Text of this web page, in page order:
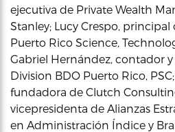
ejecutiva de Private Wealth
Stanley; Lucy Crespo,
Puerto Rico Science,
Gabriel Hernández, contador
Division BDO Puerto Rico,
fundadora de Clutch
vicepresidenta de Alianzas
en Administración Índice y